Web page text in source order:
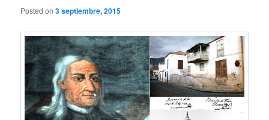
Posted on3 septiembre, 2015